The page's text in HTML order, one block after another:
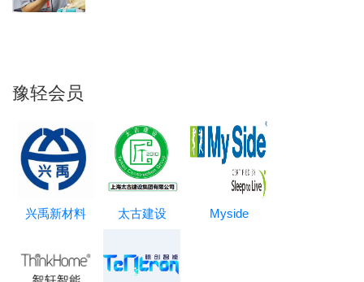
豫轻会员
兴禹新材料 太古建设 Myside